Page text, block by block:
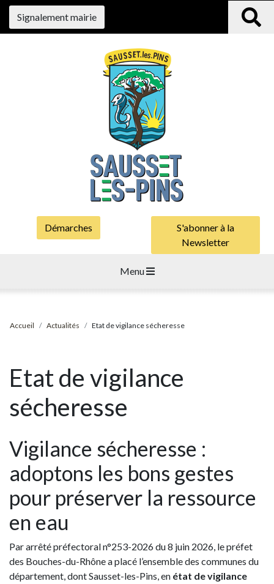
Signalement mairie
Démarches
S'abonner à la
Newsletter
Menu
Accueil Actualités Etat de vigilance sécheresse
Etat de vigilance
sécheresse
Vigilance sécheresse :
adoptons les bons gestes
pour préserver la ressource
en eau
Par arrêté préfectoral n°253-2026 du 8 juin 2026, le préfet
des Bouches-du-Rhône a placé l’ensemble des communes du
département, dont Sausset-les-Pins, en état de vigilance